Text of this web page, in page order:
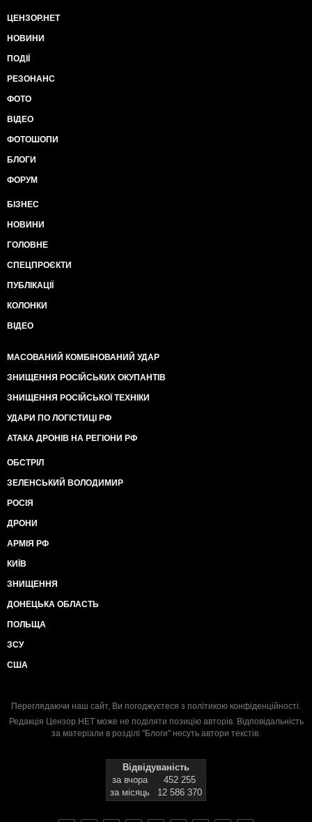
ЦЕНЗОР.НЕТ
НОВИНИ
ПОДІЇ
РЕЗОНАНС
ФОТО
ВІДЕО
ФОТОШОПИ
БЛОГИ
ФОРУМ
БІЗНЕС
НОВИНИ
ГОЛОВНЕ
СПЕЦПРОЄКТИ
ПУБЛІКАЦІЇ
КОЛОНКИ
ВІДЕО
МАСОВАНИЙ КОМБІНОВАНИЙ УДАР
ЗНИЩЕННЯ РОСІЙСЬКИХ ОКУПАНТІВ
ЗНИЩЕННЯ РОСІЙСЬКОЇ ТЕХНІКИ
УДАРИ ПО ЛОГІСТИЦІ РФ
АТАКА ДРОНІВ НА РЕГІОНИ РФ
ОБСТРІЛ
ЗЕЛЕНСЬКИЙ ВОЛОДИМИР
РОСІЯ
ДРОНИ
АРМІЯ РФ
КИЇВ
ЗНИЩЕННЯ
ДОНЕЦЬКА ОБЛАСТЬ
ПОЛЬЩА
ЗСУ
США
Переглядаючи наш сайт, Ви погоджуєтеся з політикою конфіденційності.
Редакція Цензор.НЕТ може не поділяти позицію авторів. Відповідальність
за матеріали в розділі "Блоги" несуть автори текстів.
Відвідуваність
за вчора
452 255
за місяць
12 586 370